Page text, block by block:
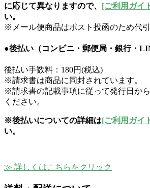
に応じて異なりますので、 [ご利用ガイ
い。
※メール便商品はポスト投函のため代引
●後払い（コンビニ・郵便局・銀行・
後払い手数料：180円(税込)
※請求書は商品に同封されています。
※請求書の記載事項に従って発行日か
ください。
※後払いについての詳細は[ご利用ガイ
い。
≫ 詳しくはこちらをクリック